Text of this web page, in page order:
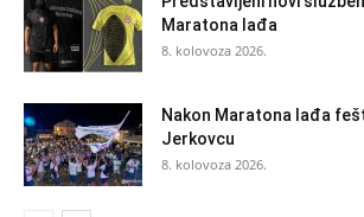
Maratona lađa
8. kolovoza 2026.
Nakon Maratona lađa
Jerkovcu
8. kolovoza 2026.